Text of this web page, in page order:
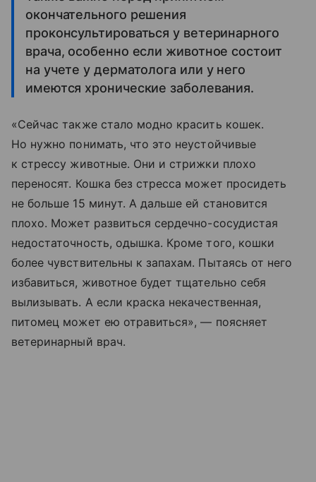
окончательного решения
проконсультироваться у ветеринарного
врача, особенно если животное состоит
на учете у дерматолога или у него
имеются хронические заболевания.
«Сейчас также стало модно красить кошек.
Но нужно понимать, что это неустойчивые
к стрессу животные. Они и стрижки плохо
переносят. Кошка без стресса может просидеть
не больше 15 минут. А дальше ей становится
плохо. Может развиться сердечно-сосудистая
недостаточность, одышка. Кроме того, кошки
более чувствительны к запахам. Пытаясь от него
избавиться, животное будет тщательно себя
вылизывать. А если краска некачественная,
питомец может ею отравиться», — поясняет
ветеринарный врач.